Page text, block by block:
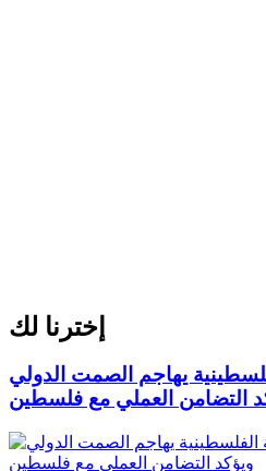
إخترنا لك
يهاجم الصمت الدولي
التضامن العملي مع فلسطين